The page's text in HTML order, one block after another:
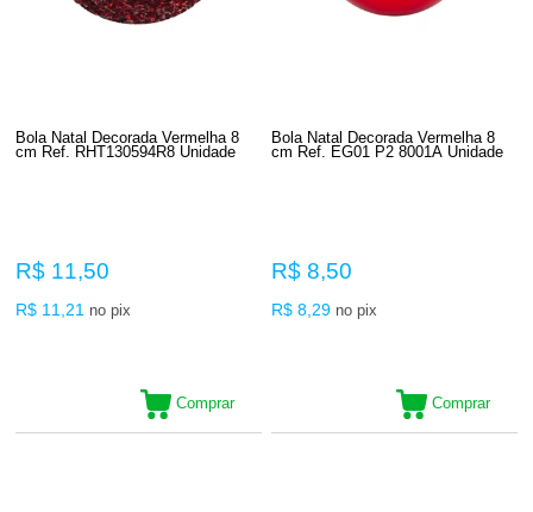
Bola Natal Decorada Vermelha 8
cm Ref. RHT130594R8 Unidade
R$ 11,50
R$ 11,21 no pix
Comprar
Bola Natal Decorada Vermelha 8
cm Ref. EG01 P2 8001A Unidade
R$ 8,50
R$ 8,29 no pix
Comprar